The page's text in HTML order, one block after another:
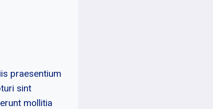
praesentium
sint
mollitia